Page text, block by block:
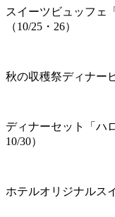
スイーツビュッフェ
（10/25・26）
秋の収穫祭ディナー
ディナーセット「ハ
10/30）
ホテルオリジナルス